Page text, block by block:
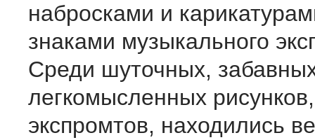
набросками и
знаками музыкального
Среди шуточных,
легкомысленных
экспромтов, находились